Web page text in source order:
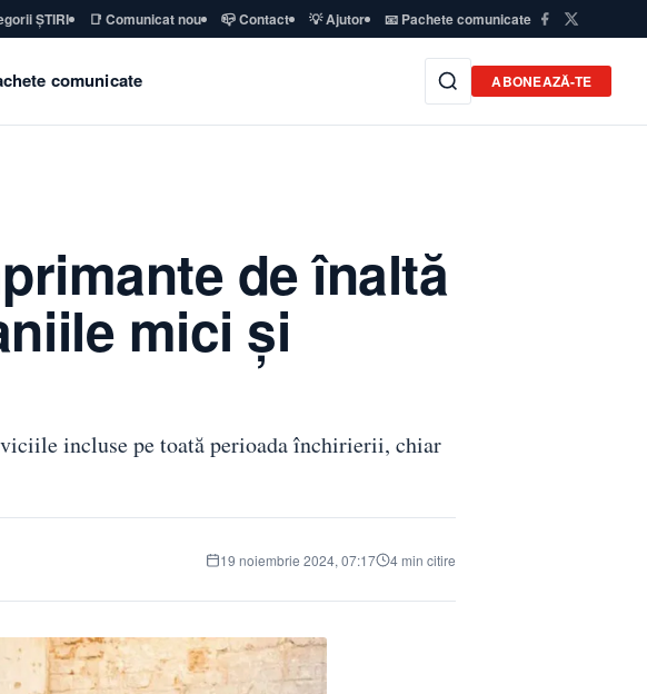
ȘTIRI 📑 Comunicat nou 📪 Contact 💡 Ajutor 📧 Pachete comunicate
comunicate ABONEAZĂ-TE
de înaltă
mici și
incluse pe toată perioada închirierii, chiar
19 noiembrie 2024, 07:17 4 min citire